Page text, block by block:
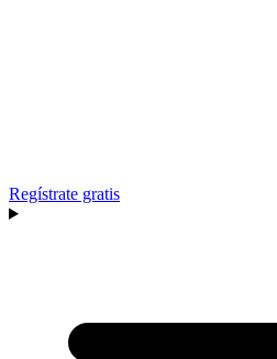
Regístrate gratis